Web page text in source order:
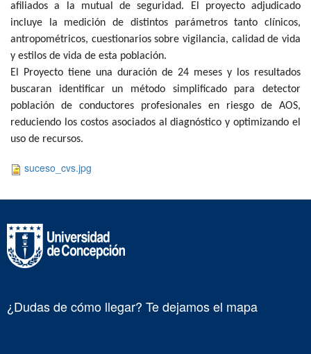
afiliados a la mutual de seguridad. El proyecto adjudicado
incluye la medición de distintos parámetros tanto clínicos,
antropométricos, cuestionarios sobre vigilancia, calidad de vida
y estilos de vida de esta población.
El Proyecto tiene una duración de 24 meses y los resultados
buscaran identificar un método simplificado para detector
población de conductores profesionales en riesgo de AOS,
reduciendo los costos asociados al diagnóstico y optimizando el
uso de recursos.
suceso_cvs.jpg
¿Dudas de cómo llegar? Te dejamos el mapa